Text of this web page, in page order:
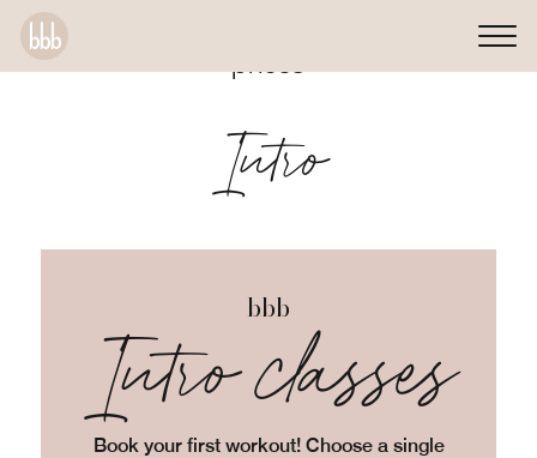
Intro
bbb
Intro classes
Book your first workout! Choose a single